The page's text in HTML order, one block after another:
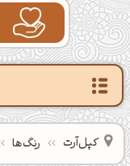
کپل‌آرت رنگ‌ها